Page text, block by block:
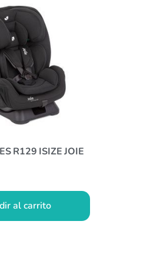
R129 ISIZE JOIE
al carrito